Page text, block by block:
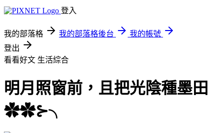
登入
我的部落格 我的部落格後台
我的帳號
登出
看看好文 生活綜合
明月照窗前，且把光陰種墨田
✿✿⊱╮